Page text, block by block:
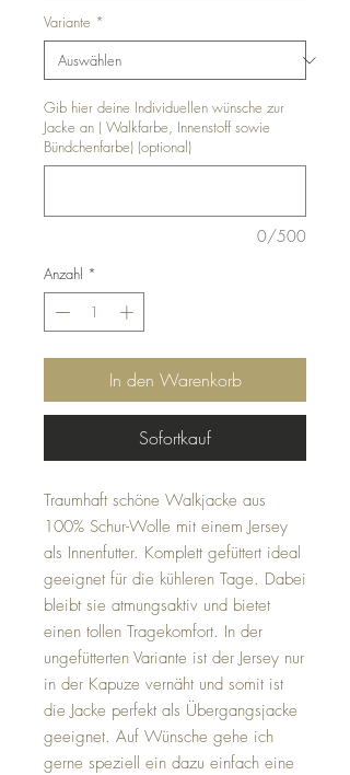
Variante *
Gib hier deine Individuellen wünsche zur
Jacke an ( Walkfarbe, Innenstoff sowie
Bündchenfarbe) (optional)
0/500
Anzahl *
In den Warenkorb
Sofortkauf
Traumhaft schöne Walkjacke aus
100% Schur-Wolle mit einem Jersey
als Innenfutter. Komplett gefüttert ideal
geeignet für die kühleren Tage. Dabei
bleibt sie atmungsaktiv und bietet
einen tollen Tragekomfort. In der
ungefütterten Variante ist der Jersey nur
in der Kapuze vernäht und somit ist
die Jacke perfekt als Übergangsjacke
geeignet. Auf Wünsche gehe ich
gerne speziell ein dazu einfach eine